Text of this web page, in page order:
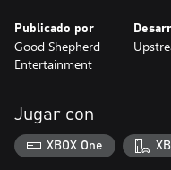
enfrentamientos
patrones, esquivar,
enemigos al infierno a base
Publicado por
Good Shepherd
Entertainment
Jugar con
XBOX One